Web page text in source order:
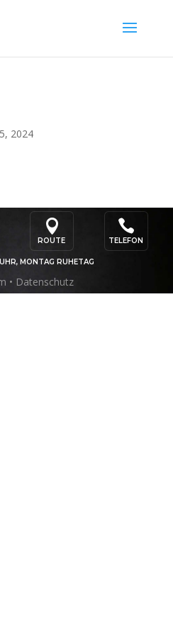
2024

ROUTE

TELEFON
MONTAG RUHETAG
• Datenschutz